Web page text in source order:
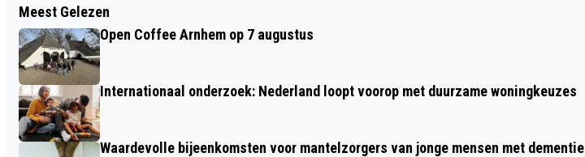
MARCEL VAN ROOSMALEN IN
OPENLUCHTTHEATER DE PINKENBERG
Meest Gelezen
Open Coffee Arnhem op 7 augustus
Internationaal onderzoek: Nederland loopt voorop met duurzame woningkeuzes
Waardevolle bijeenkomsten voor mantelzorgers van jonge mensen met dementie